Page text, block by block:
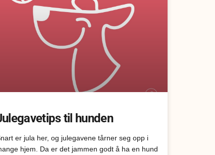
til hunden
er jula her, og julegavene tårner seg opp i
hjem. Da er det jammen godt å ha en hund